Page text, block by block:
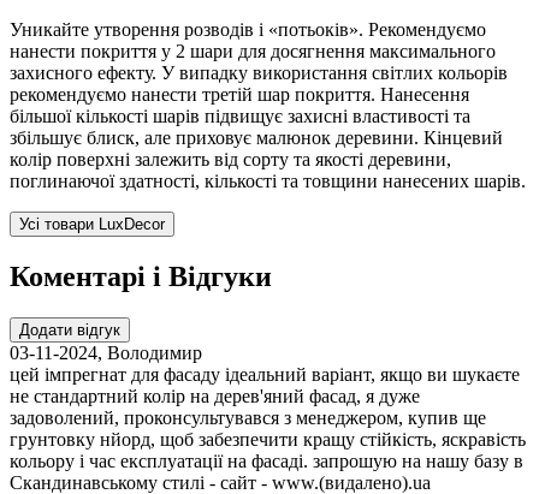
Уникайте утворення розводів і «потьоків». Рекомендуємо
нанести покриття у 2 шари для досягнення максимального
захисного ефекту. У випадку використання світлих кольорів
рекомендуємо нанести третій шар покриття. Нанесення
більшої кількості шарів підвищує захисні властивості та
збільшує блиск, але приховує малюнок деревини. Кінцевий
колір поверхні залежить від сорту та якості деревини,
поглинаючої здатності, кількості та товщини нанесених шарів.
Усі товари LuxDecor
Коментарі і Відгуки
Додати відгук
03-11-2024, Володимир
цей імпрегнат для фасаду ідеальний варіант, якщо ви шукаєте
не стандартний колір на дерев'яний фасад, я дуже
задоволений, проконсультувався з менеджером, купив ще
грунтовку нйорд, щоб забезпечити кращу стійкість, яскравість
кольору і час експлуатації на фасаді. запрошую на нашу базу в
Скандинавському стилі - сайт - www.(видалено).ua